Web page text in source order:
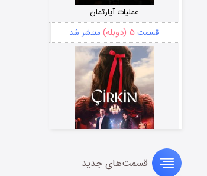
عملیات آپارتمان
قسمت ۵ (دوبله) منتشر شد
سریال زشت
قسمت‌های جدید